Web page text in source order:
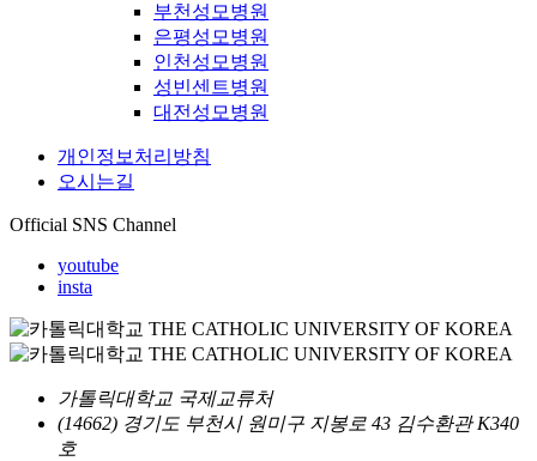
부천성모병원
은평성모병원
인천성모병원
성빈센트병원
대전성모병원
개인정보처리방침
오시는길
Official SNS Channel
youtube
insta
가톨릭대학교 국제교류처
(14662) 경기도 부천시 원미구 지봉로 43 김수환관 K340
호